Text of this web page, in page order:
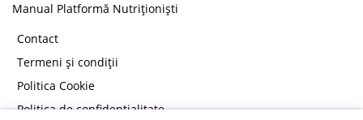
Manual Platformă Nutriționiști
Contact
Termeni și condiții
Politica Cookie
Politica de confidențialitate